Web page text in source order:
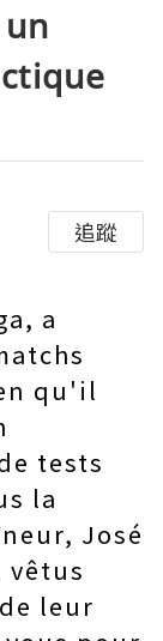
追蹤
a
qu'il
tests
la
José
vêtus
de leur